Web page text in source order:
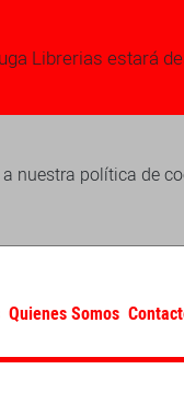
Librerias estará
nuestra política de
Quienes Somos